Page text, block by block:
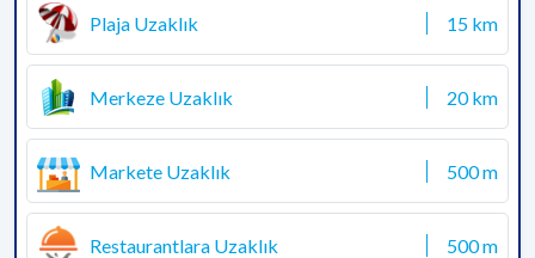
Plaja Uzaklık 15 km
Merkeze Uzaklık 20 km
Markete Uzaklık 500 m
Restaurantlara Uzaklık 500 m